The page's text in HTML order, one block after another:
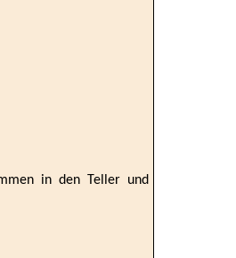
in den Teller und